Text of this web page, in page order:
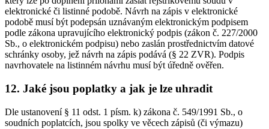
elektronické či listinné podobě. Návrh na zápis v elektronické
podobě musí být podepsán uznávaným elektronickým podpisem
podle zákona upravujícího elektronický podpis (zákon č. 227/2000
Sb., o elektronickém podpisu) nebo zaslán prostřednictvím datové
schránky osoby, jež návrh na zápis podává (§ 22 ZVR). Podpis
navrhovatele na listinném návrhu musí být úředně ověřen.
12. Jaké jsou poplatky a jak je lze uhradit
Dle ustanovení § 11 odst. 1 písm. k) zákona č. 549/1991 Sb., o
soudních poplatcích, jsou spolky ve věcech zápisů (či výmazu)